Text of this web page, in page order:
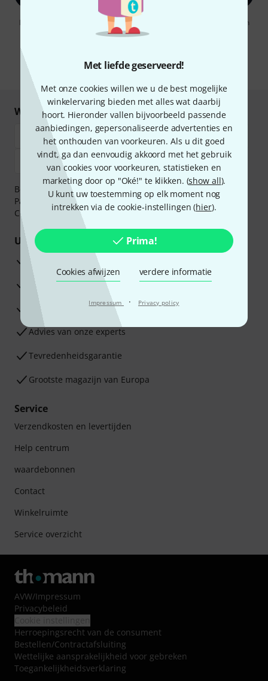
Met liefde geserveerd!
Met onze cookies willen we u de best mogelijke
winkelervaring bieden met alles wat daarbij
hoort. Hieronder vallen bijvoorbeeld passende
aanbiedingen, gepersonaliseerde advertenties en
het onthouden van voorkeuren. Als u dit goed
vindt, ga dan eenvoudig akkoord met het gebruik
van cookies voor voorkeuren, statistieken en
marketing door op "Oké!" te klikken. (show all).
U kunt uw toestemming op elk moment nog
intrekken via de cookie-instellingen (hier).
Prima!
Cookies afwijzen verdere informatie
Impressum · Privacy policy
Door op "Registreer nu" te klikken, gaat u akkoord met het ontvangen
van e-mailreclame. U kunt zich op elk moment afmelden. Meer
* Benodigd
Winkel en betaal veilig
Betaalt u veilig en vertrouwd met Bankoverschrijving,
PayPal, iDEAL,Klarna Betaal Nu, Klarna Betaal in 3of
Creditcard.
Uw voordelen
3 jaar Thomann garantie
30 dagen Money Back-garantie
Reparatie Service
Advies van onze experts
Tevredenheidsgarantie
Grootste magazijn van Europa
Service
Verzendkosten en levertijden
Help centrum
waardebonnen
Contact
Winkelruimte
Service overzicht
AVW/Impressum
Privacybeleid
Herroepingsrecht van de consument
Bestellen/Contractafsluiting
Wettelijke aansprakelijkheid voor gebreken
Toegankelijkheidsverklaring